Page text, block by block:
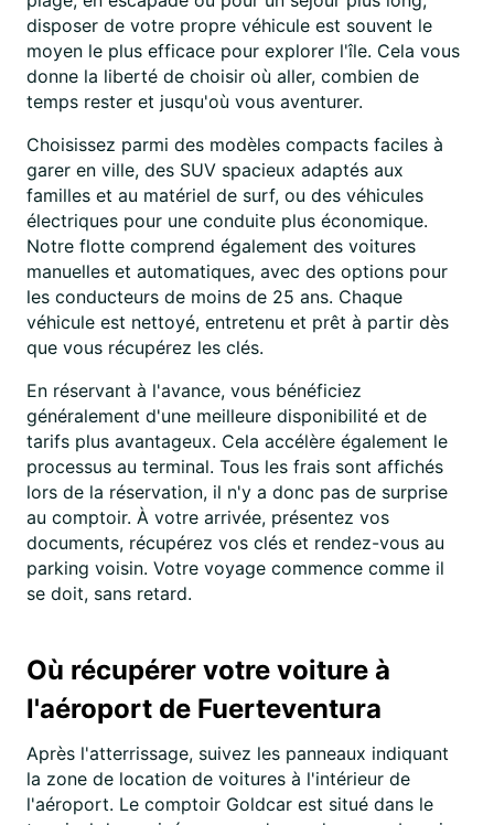
disposer de votre propre véhicule est souvent le
moyen le plus efficace pour explorer l'île. Cela vous
donne la liberté de choisir où aller, combien de
temps rester et jusqu'où vous aventurer.
Choisissez parmi des modèles compacts faciles à
garer en ville, des SUV spacieux adaptés aux
familles et au matériel de surf, ou des véhicules
électriques pour une conduite plus économique.
Notre flotte comprend également des voitures
manuelles et automatiques, avec des options pour
les conducteurs de moins de 25 ans. Chaque
véhicule est nettoyé, entretenu et prêt à partir dès
que vous récupérez les clés.
En réservant à l'avance, vous bénéficiez
généralement d'une meilleure disponibilité et de
tarifs plus avantageux. Cela accélère également le
processus au terminal. Tous les frais sont affichés
lors de la réservation, il n'y a donc pas de surprise
au comptoir. À votre arrivée, présentez vos
documents, récupérez vos clés et rendez-vous au
parking voisin. Votre voyage commence comme il
se doit, sans retard.
Où récupérer votre voiture à
l'aéroport de Fuerteventura
Après l'atterrissage, suivez les panneaux indiquant
la zone de location de voitures à l'intérieur de
l'aéroport. Le comptoir Goldcar est situé dans le